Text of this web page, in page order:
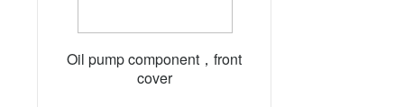
Oil pump component，front
cover